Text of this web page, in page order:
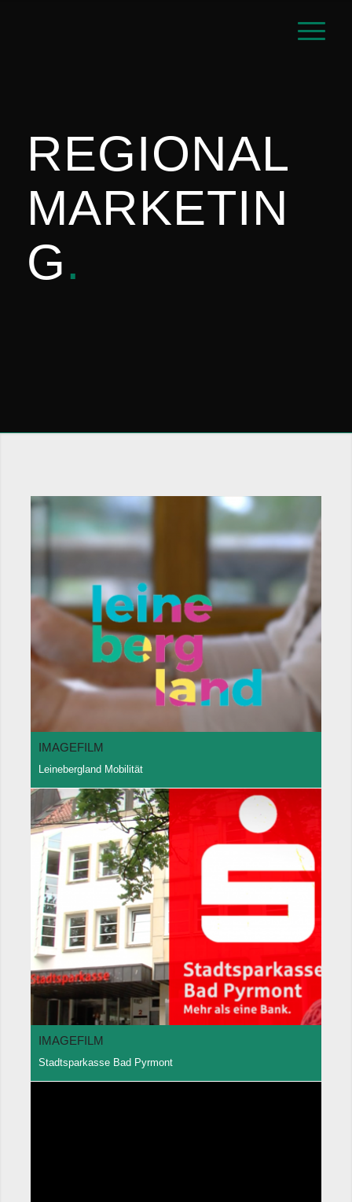
REGIONAL
MARKETIN
G.
IMAGEFILM
Leinebergland Mobilität
IMAGEFILM
Stadtsparkasse Bad Pyrmont